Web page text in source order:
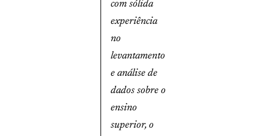
com sólida
experiência
no
levantamento
e análise de
dados sobre o
ensino
superior, o